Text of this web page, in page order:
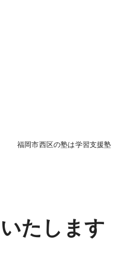
福岡市西区の塾は学習支援塾
たします